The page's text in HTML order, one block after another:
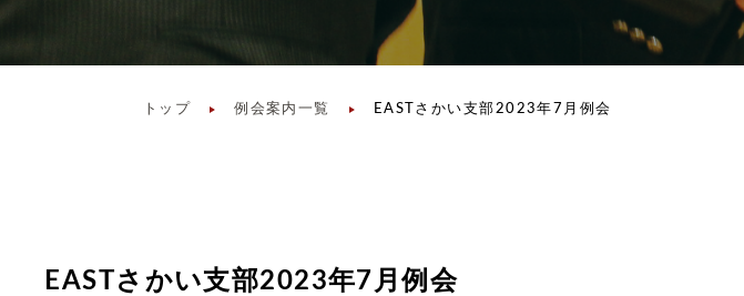
トップ 例会案内一覧 EASTさかい支部2023年7月例会
EASTさかい支部2023年7月例会